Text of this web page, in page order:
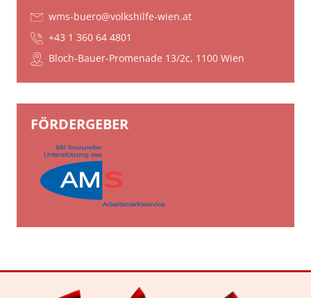
wms-buero@volkshilfe-wien.at
+43 1 360 64 4801
Bloch-Bauer-Promenade 13/2c, 1100 Wien
FÖRDERGEBER